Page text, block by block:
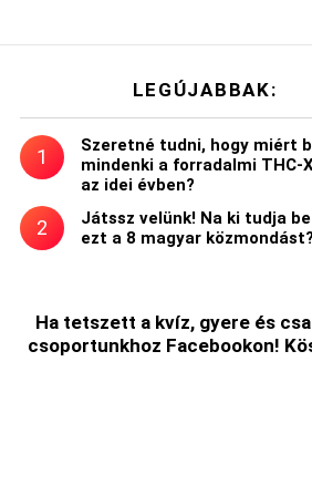
LEGÚJABBAK:
Szeretné tudni, hogy miért
mindenki a forradalmi THC-
az idei évben?
Játssz velünk! Na ki tudja
ezt a 8 magyar
Ha tetszett a kvíz, gyere és
csoportunkhoz Facebookon!